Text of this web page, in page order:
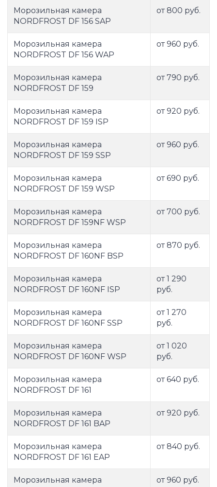
Морозильная камера
NORDFROST DF 156 SAP
от 800 руб.
Морозильная камера
NORDFROST DF 156 WAP
от 960 руб.
Морозильная камера
NORDFROST DF 159
от 790 руб.
Морозильная камера
NORDFROST DF 159 ISP
от 920 руб.
Морозильная камера
NORDFROST DF 159 SSP
от 960 руб.
Морозильная камера
NORDFROST DF 159 WSP
от 690 руб.
Морозильная камера
NORDFROST DF 159NF WSP
от 700 руб.
Морозильная камера
NORDFROST DF 160NF BSP
от 870 руб.
Морозильная камера
NORDFROST DF 160NF ISP
от 1 290
руб.
Морозильная камера
NORDFROST DF 160NF SSP
от 1 270
руб.
Морозильная камера
NORDFROST DF 160NF WSP
от 1 020
руб.
Морозильная камера
NORDFROST DF 161
от 640 руб.
Морозильная камера
NORDFROST DF 161 BAP
от 920 руб.
Морозильная камера
NORDFROST DF 161 EAP
от 840 руб.
Морозильная камера
от 960 руб.